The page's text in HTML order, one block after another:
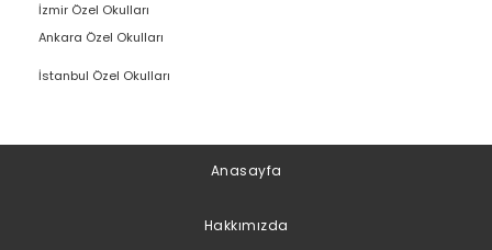
İzmir Özel Okulları
Ankara Özel Okulları
İstanbul Özel Okulları
Anasayfa
Hakkımızda